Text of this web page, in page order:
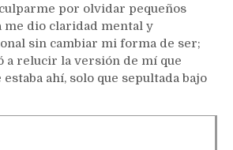
por olvidar pequeños
me dio claridad mental y
sin cambiar mi forma de ser;
a relucir la versión de mí que
ahí, solo que sepultada bajo